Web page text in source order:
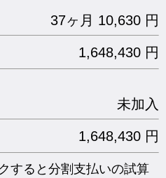
37ヶ月 10,630 円
1,648,430 円
未加入
1,648,430 円
すると分割支払いの試算